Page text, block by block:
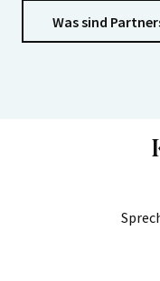
Was sind